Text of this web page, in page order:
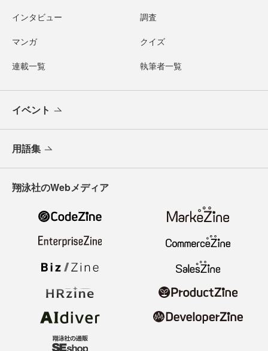
インタビュー 調査
マンガ クイズ
連載一覧 執筆者一覧
イベント
用語集
翔泳社のWebメディア